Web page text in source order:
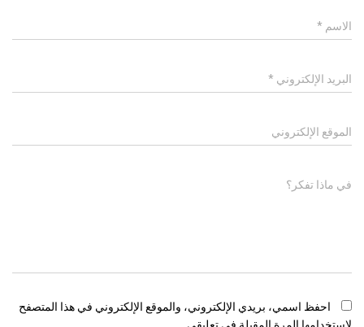
الاسم *
البريد الإلكتروني *
الموقع الإلكتروني
في ماذا تفكر؟
احفظ اسمي، بريدي الإلكتروني، والموقع الإلكتروني في هذا المتصفح